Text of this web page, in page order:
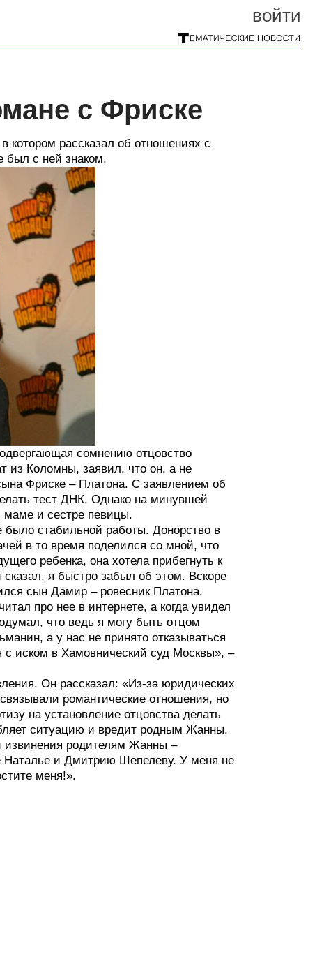
войти
с Фриске
котором рассказал об отношениях с
был с ней знаком.
сомнению отцовство
из Коломны, заявил, что он, а не
Фриске – Платона. С заявлением об
тест ДНК. Однако на минувшей
маме и сестре певицы.
стабильной работы. Донорство в
в то время поделился со мной, что
ребенка, она хотела прибегнуть к
сказал, я быстро забыл об этом. Вскоре
сын Дамир – ровесник Платона.
про нее в интернете, а когда увидел
что ведь я могу быть отцом
а у нас не принято отказываться
с иском в Хамовнический суд Москвы», –
Он рассказал: «Из-за юридических
романтические отношения, но
на установление отцовства делать
ситуацию и вредит родным Жанны.
извинения родителям Жанны –
Наталье и Дмитрию Шепелеву. У меня не
меня!».